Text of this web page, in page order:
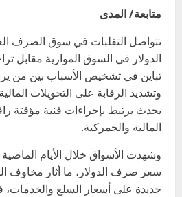
متابعة/ المدى
تتواصل التقلبات في سوق الصرف
الدولار في السوق الموازية مقابل
تباين في تشخيص الأسباب بين من
وتشديد الرقابة على التحويلات
يحدث يرتبط بإجراءات فنية مؤقتة
المالية والجمركية.
وشهدت الأسواق خلال الأيام
سعر صرف الدولار، ما أثار مخاوف
جديدة على أسعار السلع والخدمات،